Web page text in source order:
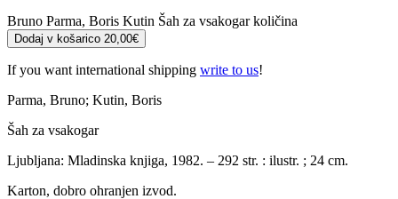
Bruno Parma, Boris Kutin Šah za vsakogar količina
Dodaj v košarico 20,00€
If you want international shipping write to us!
Parma, Bruno; Kutin, Boris
Šah za vsakogar
Ljubljana: Mladinska knjiga, 1982. – 292 str. : ilustr. ; 24 cm.
Karton, dobro ohranjen izvod.